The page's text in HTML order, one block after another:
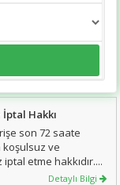
spa
İptal Hakkı
son 72 saate
ve
etme hakkıdır.
Bedeli konaklama
Detaylı Bilgi